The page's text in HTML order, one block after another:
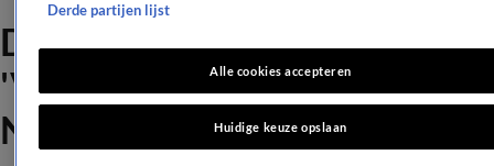
Dries Roelvink haalt uit:
'Veruit de slechtste van
Nederland'
Derde partijen lijst
Alle cookies accepteren
Huidige keuze opslaan